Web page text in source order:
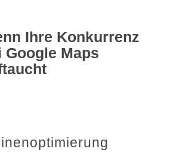
Ihre Konkurrenz
Google Maps